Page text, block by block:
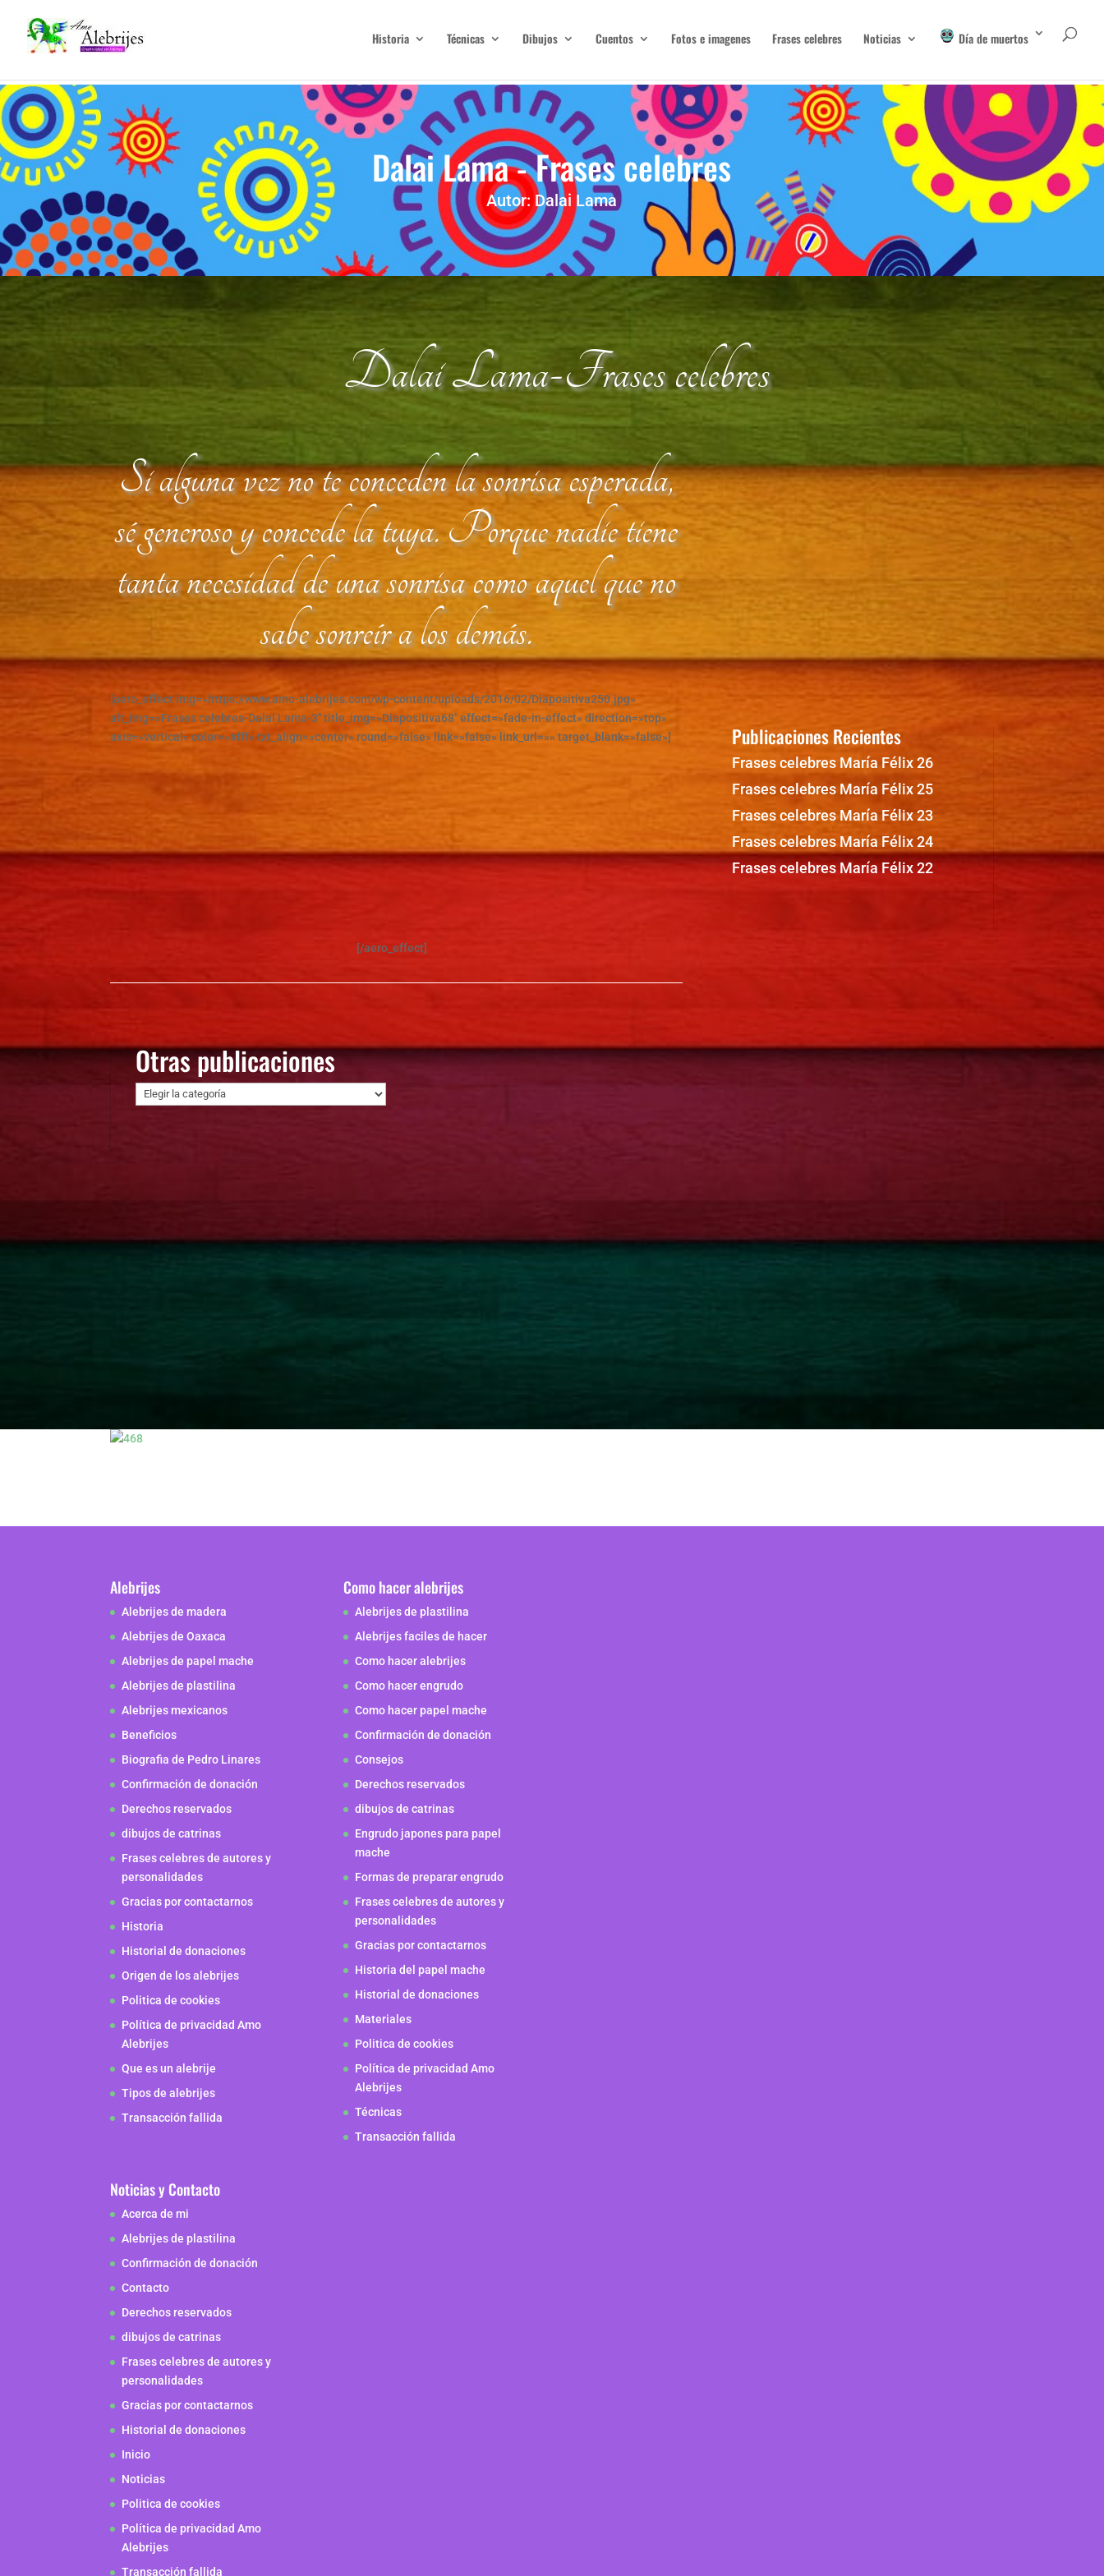
Historia Técnicas Dibujos Cuentos Fotos e imagenes Frases celebres Noticias Día de muertos
Dalai Lama - Frases celebres
Autor: Dalai Lama
Dalai Lama-Frases celebres
Si alguna vez no te conceden la sonrisa esperada,
sé generoso y concede la tuya. Porque nadie tiene
tanta necesidad de una sonrisa como aquel que no
sabe sonreír a los demás.
[aero_effect img=»https://www.amo-alebrijes.com/wp-content/uploads/2016/02/Diapositiva250.jpg»
alt_img=»Frases celebres-Dalai Lama-3″ title_img=»Diapositiva68″ effect=»fade-in-effect» direction=»top»
axis=»vertical» color=»#fff» txt_align=»center» round=»false» link=»false» link_url=»» target_blank=»false»]
[/aero_effect]
Otras publicaciones
Otras
publicaciones
Publicaciones Recientes
Frases celebres María Félix 26
Frases celebres María Félix 25
Frases celebres María Félix 23
Frases celebres María Félix 24
Frases celebres María Félix 22
Alebrijes
Alebrijes de madera
Alebrijes de Oaxaca
Alebrijes de papel mache
Alebrijes de plastilina
Alebrijes mexicanos
Beneficios
Biografia de Pedro Linares
Confirmación de donación
Derechos reservados
dibujos de catrinas
Frases celebres de autores y
personalidades
Gracias por contactarnos
Historia
Historial de donaciones
Origen de los alebrijes
Politica de cookies
Política de privacidad Amo
Alebrijes
Que es un alebrije
Tipos de alebrijes
Transacción fallida
Noticias y Contacto
Acerca de mi
Alebrijes de plastilina
Confirmación de donación
Contacto
Derechos reservados
dibujos de catrinas
Frases celebres de autores y
personalidades
Gracias por contactarnos
Historial de donaciones
Inicio
Noticias
Politica de cookies
Política de privacidad Amo
Alebrijes
Transacción fallida
Como hacer alebrijes
Alebrijes de plastilina
Alebrijes faciles de hacer
Como hacer alebrijes
Como hacer engrudo
Como hacer papel mache
Confirmación de donación
Consejos
Derechos reservados
dibujos de catrinas
Engrudo japones para papel
mache
Formas de preparar engrudo
Frases celebres de autores y
personalidades
Gracias por contactarnos
Historia del papel mache
Historial de donaciones
Materiales
Politica de cookies
Política de privacidad Amo
Alebrijes
Técnicas
Transacción fallida